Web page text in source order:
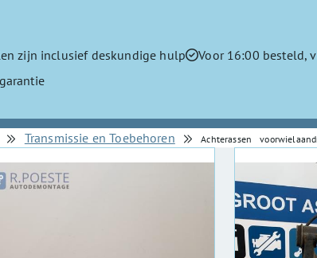
zijn inclusief deskundige hulp
Voor 16:00 besteld,
Transmissie en Toebehoren Achterassen